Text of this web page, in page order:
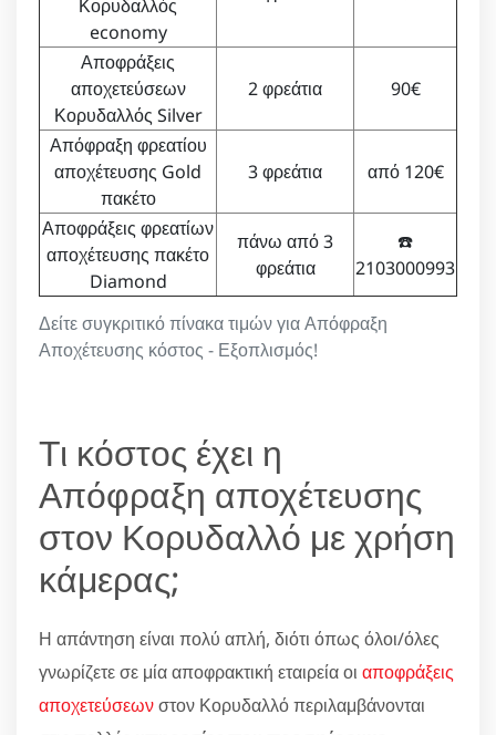
Δείτε συγκριτικό πίνακα τιμών για Απόφραξη
Αποχέτευσης κόστος - Εξοπλισμός!
Κορυδαλλός
economy
Αποφράξεις
αποχετεύσεων
Κορυδαλλός Silver
2 φρεάτια 90€
Απόφραξη φρεατίου
αποχέτευσης Gold
πακέτο
3 φρεάτια από 120€
Αποφράξεις φρεατίων
αποχέτευσης πακέτο
Diamond
πάνω από 3
φρεάτια
☎️
2103000993
Τι κόστος έχει η
Απόφραξη αποχέτευσης
στον Κορυδαλλό με χρήση
κάμερας;
Η απάντηση είναι πολύ απλή, διότι όπως όλοι/όλες
γνωρίζετε σε μία αποφρακτική εταιρεία οι αποφράξεις
αποχετεύσεωνστον Κορυδαλλό περιλαμβάνονται